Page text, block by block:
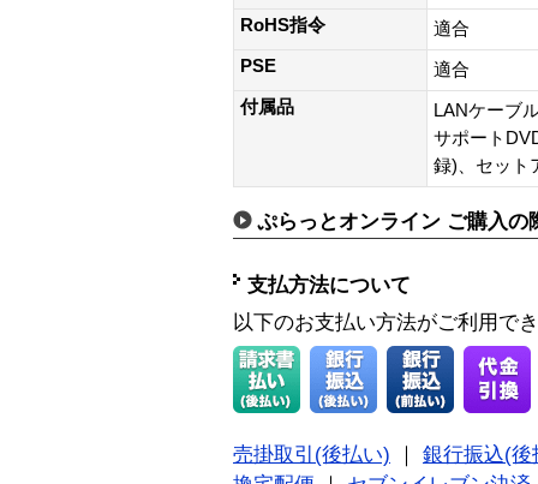
RoHS指令
適合
PSE
適合
付属品
LANケーブ
サポート
録)、セット
ぷらっとオンライン ご購入の
支払方法について
以下のお支払い方法がご利用で
売掛取引(後払い) ｜ 銀行振込(後